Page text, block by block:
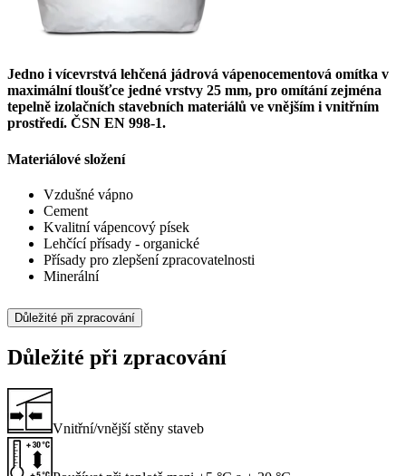
Jedno i vícevrstvá lehčená jádrová vápenocementová omítka v
maximální tloušťce jedné vrstvy 25 mm, pro omítání zejména
tepelně izolačních stavebních materiálů ve vnějším i vnitřním
prostředí. ČSN EN 998-1.
Materiálové složení
Vzdušné vápno
Cement
Kvalitní vápencový písek
Lehčící přísady - organické
Přísady pro zlepšení zpracovatelnosti
Minerální
Důležité při zpracování
Důležité při zpracování
Vnitřní/vnější stěny staveb